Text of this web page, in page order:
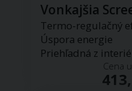
Vonkajšia
Termo-regulačný
Úspora energie
Priehľadná z
Cena